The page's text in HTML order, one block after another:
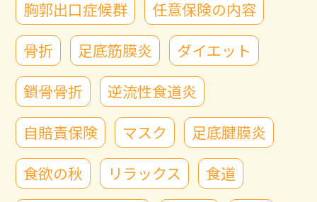
胸郭出口症候群
任意保険の内容
骨折
足底筋膜炎
ダイエット
鎖骨骨折
逆流性食道炎
自賠責保険
マスク
足底腱膜炎
食欲の秋
リラックス
食道